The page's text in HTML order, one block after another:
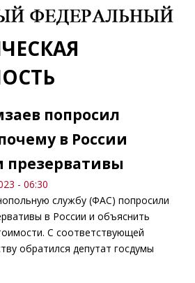
попросил
в России
презервативы
- 06:30
службу (ФАС) попросили
в России и объяснить
С соответствующей
обратился депутат госдумы